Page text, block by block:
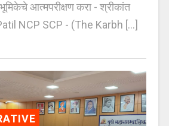
आत्मपरीक्षण करा - श्रीकांत
NCP SCP - (The Karbh [...]